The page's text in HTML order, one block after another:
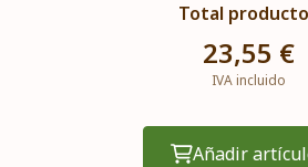
Total
23,55 €
IVA incluido
Añadir